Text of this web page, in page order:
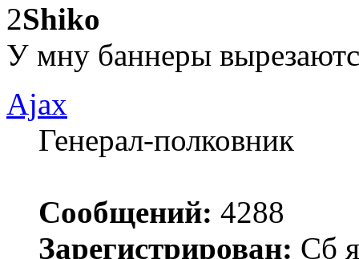
2Shiko
У мну баннеры
Ajax
Генерал-полковник
Сообщений: 4288
Зарегистрирован: Сб